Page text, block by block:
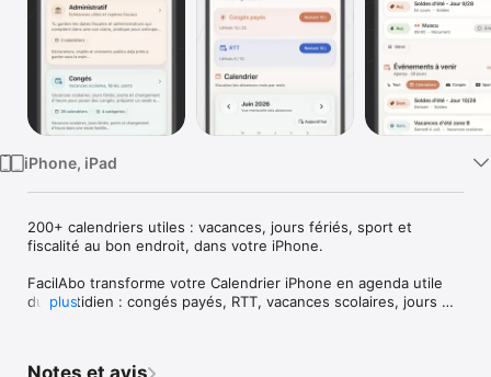
iPhone, iPad
200+ calendriers utiles : vacances, jours fériés, sport et
fiscalité au bon endroit, dans votre iPhone.
FacilAbo transforme votre Calendrier iPhone en agenda utile
du quotidien : congés payés, RTT, vacances scolaires, jours
plus